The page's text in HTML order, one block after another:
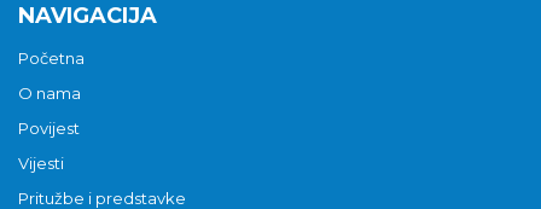
NAVIGACIJA
Početna
O nama
Povijest
Vijesti
Pritužbe i predstavke